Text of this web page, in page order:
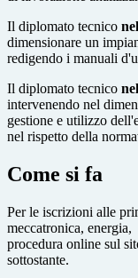
Il diplomato tecnico
dimensionare un
redigendo i manuali
Il diplomato tecnico
intervenendo nel
gestione e utilizzo
nel rispetto della
Come si fa
Per le iscrizioni alle
meccatronica, energia,
procedura online sul
sottostante.